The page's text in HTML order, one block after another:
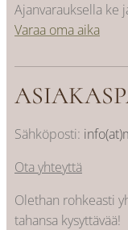
Ajanvarauksella ke
Varaa oma aika
Sähköposti:
Ota yhteyttä
Olethan rohkeasti
tahansa kysyttävää!